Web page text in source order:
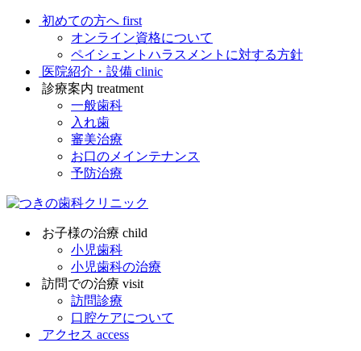
初めての方へ first
オンライン資格について
ペイシェントハラスメントに対する方針
医院紹介・設備 clinic
診療案内 treatment
一般歯科
入れ歯
審美治療
お口のメインテナンス
予防治療
お子様の治療 child
小児歯科
小児歯科の治療
訪問での治療 visit
訪問診療
口腔ケアについて
アクセス access